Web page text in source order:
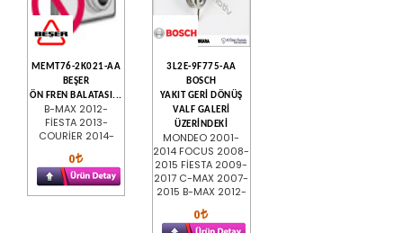
MEMT76-2K021-AA
BEŞER
ÖN FREN BALATASI...
B-MAX 2012-
FİESTA 2013-
COURİER 2014-
0
3L2E-9F775-AA
BOSCH
YAKIT GERİ DÖNÜŞ
VALF GALERİ
ÜZERİNDEKİ
MONDEO 2001-
2014 FOCUS 2008-
2015 FİESTA 2009-
2017 C-MAX 2007-
2015 B-MAX 2012-
0